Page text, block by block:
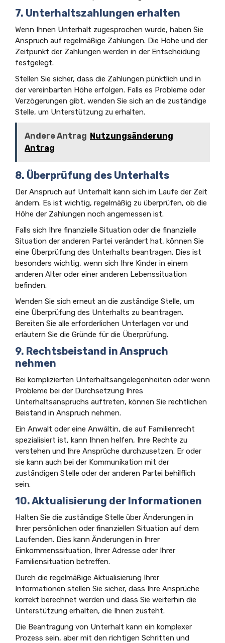
7. Unterhaltszahlungen erhalten
Wenn Ihnen Unterhalt zugesprochen wurde, haben Sie
Anspruch auf regelmäßige Zahlungen. Die Höhe und der
Zeitpunkt der Zahlungen werden in der Entscheidung
festgelegt.
Stellen Sie sicher, dass die Zahlungen pünktlich und in
der vereinbarten Höhe erfolgen. Falls es Probleme oder
Verzögerungen gibt, wenden Sie sich an die zuständige
Stelle, um Unterstützung zu erhalten.
Andere Antrag Nutzungsänderung
Antrag
8. Überprüfung des Unterhalts
Der Anspruch auf Unterhalt kann sich im Laufe der Zeit
ändern. Es ist wichtig, regelmäßig zu überprüfen, ob die
Höhe der Zahlungen noch angemessen ist.
Falls sich Ihre finanzielle Situation oder die finanzielle
Situation der anderen Partei verändert hat, können Sie
eine Überprüfung des Unterhalts beantragen. Dies ist
besonders wichtig, wenn sich Ihre Kinder in einem
anderen Alter oder einer anderen Lebenssituation
befinden.
Wenden Sie sich erneut an die zuständige Stelle, um
eine Überprüfung des Unterhalts zu beantragen.
Bereiten Sie alle erforderlichen Unterlagen vor und
erläutern Sie die Gründe für die Überprüfung.
9. Rechtsbeistand in Anspruch
nehmen
Bei komplizierten Unterhaltsangelegenheiten oder wenn
Probleme bei der Durchsetzung Ihres
Unterhaltsanspruchs auftreten, können Sie rechtlichen
Beistand in Anspruch nehmen.
Ein Anwalt oder eine Anwältin, die auf Familienrecht
spezialisiert ist, kann Ihnen helfen, Ihre Rechte zu
verstehen und Ihre Ansprüche durchzusetzen. Er oder
sie kann auch bei der Kommunikation mit der
zuständigen Stelle oder der anderen Partei behilflich
sein.
10. Aktualisierung der Informationen
Halten Sie die zuständige Stelle über Änderungen in
Ihrer persönlichen oder finanziellen Situation auf dem
Laufenden. Dies kann Änderungen in Ihrer
Einkommenssituation, Ihrer Adresse oder Ihrer
Familiensituation betreffen.
Durch die regelmäßige Aktualisierung Ihrer
Informationen stellen Sie sicher, dass Ihre Ansprüche
korrekt berechnet werden und dass Sie weiterhin die
Unterstützung erhalten, die Ihnen zusteht.
Die Beantragung von Unterhalt kann ein komplexer
Prozess sein, aber mit den richtigen Schritten und